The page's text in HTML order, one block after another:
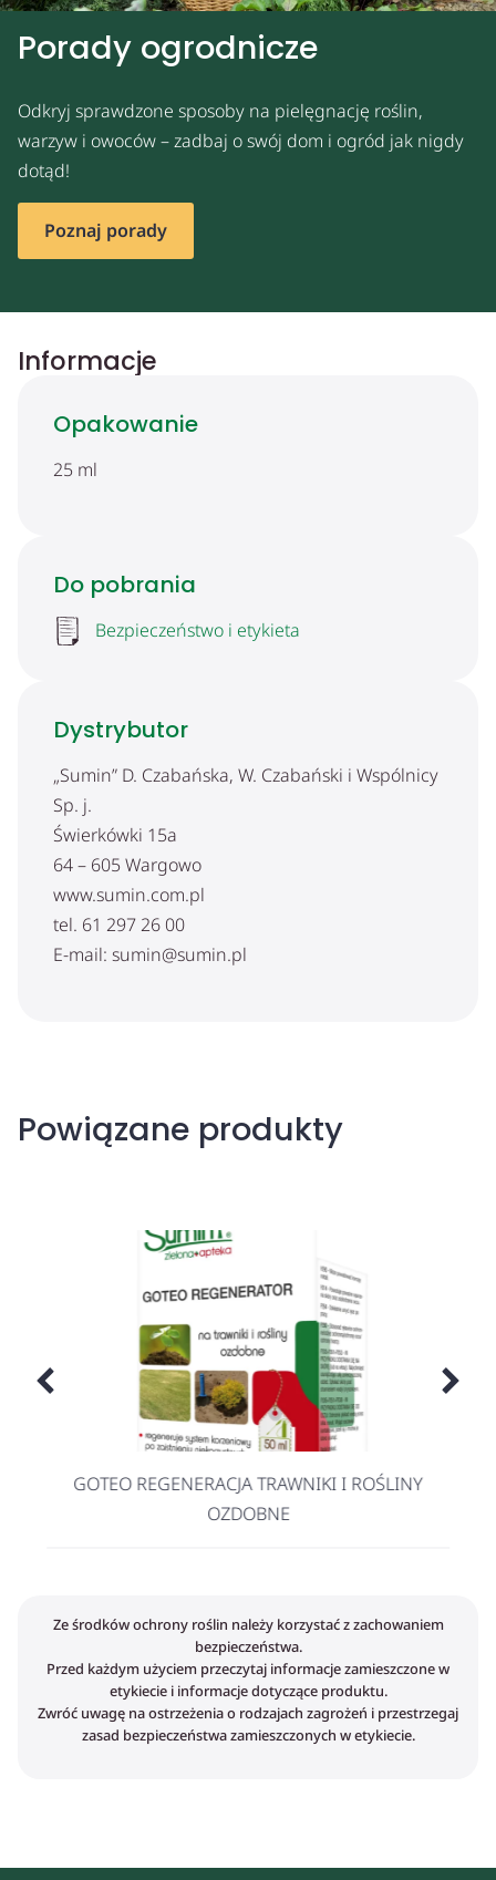
Porady ogrodnicze
Odkryj sprawdzone sposoby na pielęgnację roślin,
warzyw i owoców – zadbaj o swój dom i ogród jak nigdy
dotąd!
Poznaj porady
Informacje
Opakowanie
25 ml
Do pobrania
Bezpieczeństwo i etykieta
Dystrybutor
„Sumin” D. Czabańska, W. Czabański i Wspólnicy
Sp. j.
Świerkówki 15a
64 – 605 Wargowo
www.sumin.com.pl
tel. 61 297 26 00
E-mail: sumin@sumin.pl
Powiązane produkty
GOTEO REGENERACJA TRAWNIKI I ROŚLINY
OZDOBNE
Ze środków ochrony roślin należy korzystać z zachowaniem
bezpieczeństwa.
Przed każdym użyciem przeczytaj informacje zamieszczone w
etykiecie i informacje dotyczące produktu.
Zwróć uwagę na ostrzeżenia o rodzajach zagrożeń i przestrzegaj
zasad bezpieczeństwa zamieszczonych w etykiecie.